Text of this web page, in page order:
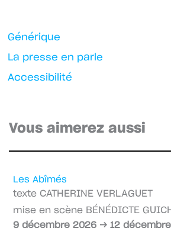
Générique
La presse en parle
Accessibilité
Les Abîmés
texte CATHERINE VERLAGUET
mise en scène BÉNÉDICTE
9 décembre 2026 → 12